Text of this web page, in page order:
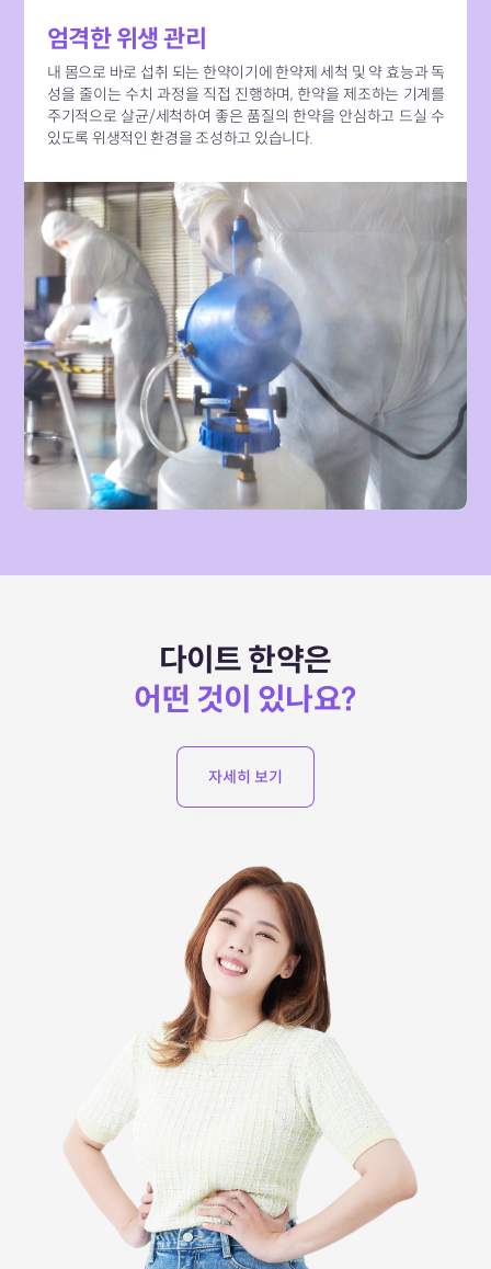
엄격한 위생 관리
내 몸으로 바로 섭취 되는 한약이기에 한약제 세척 및 약 효능과 독
성을 줄이는 수치 과정을 직접 진행하며, 한약을 제조하는 기계를
주기적으로 살균/세척하여 좋은 품질의 한약을 안심하고 드실 수
있도록 위생적인 환경을 조성하고 있습니다.
다이트 한약은
어떤 것이 있나요?
자세히 보기